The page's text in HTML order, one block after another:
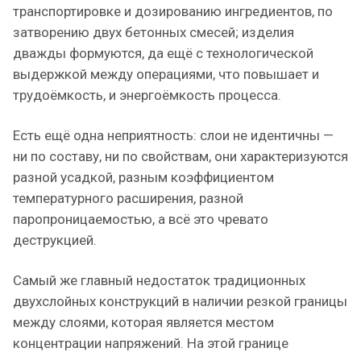
транспортировке и дозированию ингредиентов, по
затворению двух бетонных смесей; изделия
дважды формуются, да ещё с технологической
выдержкой между операциями, что повышает и
трудоёмкость, и энергоёмкость процесса.
Есть ещё одна неприятность: слои не идентичны —
ни по составу, ни по свойствам, они характеризуются
разной усадкой, разным коэффициентом
температурного расширения, разной
паропроницаемостью, а всё это чревато
деструкцией.
Самый же главный недостаток традиционных
двухслойных конструкций в наличии резкой границы
между слоями, которая является местом
концентрации напряжений. На этой границе